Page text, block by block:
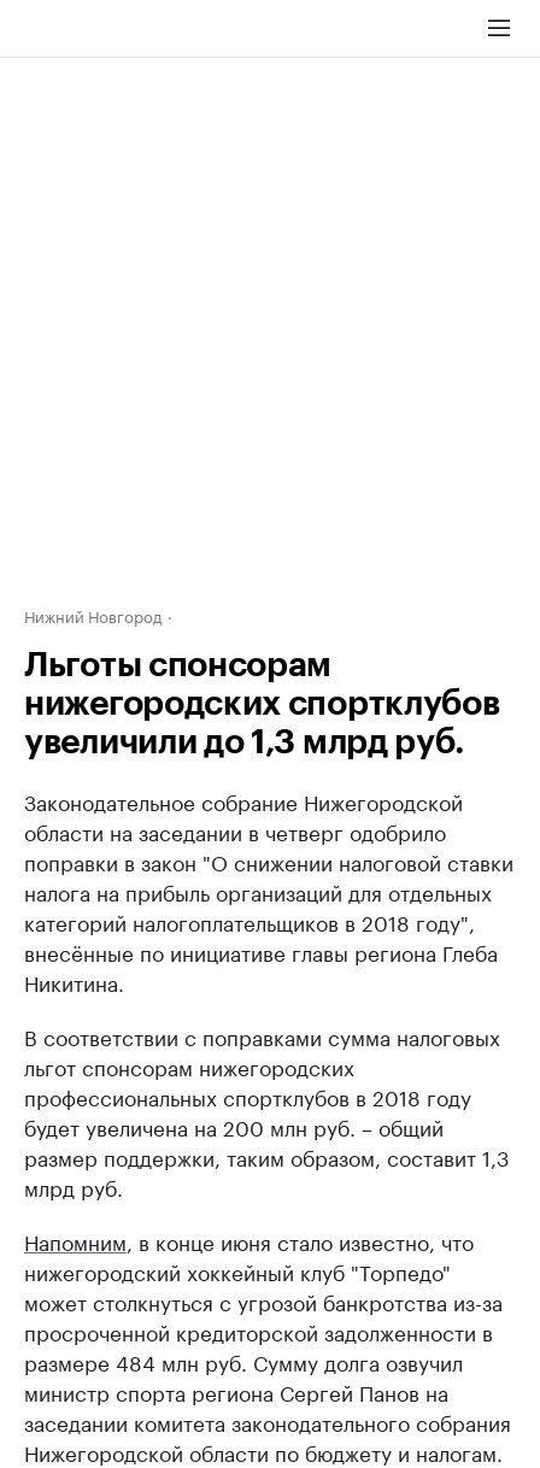
Нижний Новгород
Льготы спонсорам
нижегородских спортклубов
увеличили до 1,3 млрд руб.
Законодательное собрание Нижегородской
области на заседании в четверг одобрило
поправки в закон ​"О снижении налоговой ставки
налога на прибыль организаций для отдельных
категорий налогоплательщиков в 2018 году",
внесённые по инициативе главы региона Глеба
Никитина.
В соответствии с поправками сумма налоговых
льгот спонсорам нижегородских
профессиональных спортклубов в 2018 году
будет увеличена на 200 млн руб. – общий
размер поддержки, таким образом, составит 1,3
млрд руб.
Напомним , в конце июня стало известно, что
нижегородский хоккейный клуб "Торпедо"
может столкнуться с угрозой банкротства из-за
просроченной кредиторской задолженности в
размере 484 млн руб. Сумму долга озвучил
министр спорта региона Сергей Панов на
заседании комитета законодательного собрания
Нижегородской области по бюджету и налогам.